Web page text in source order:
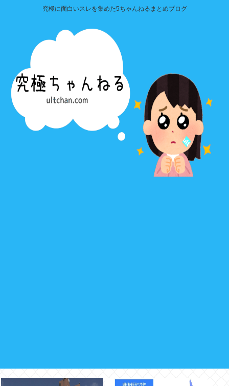
究極に面白いスレを集めた5ちゃんねるまとめブログ